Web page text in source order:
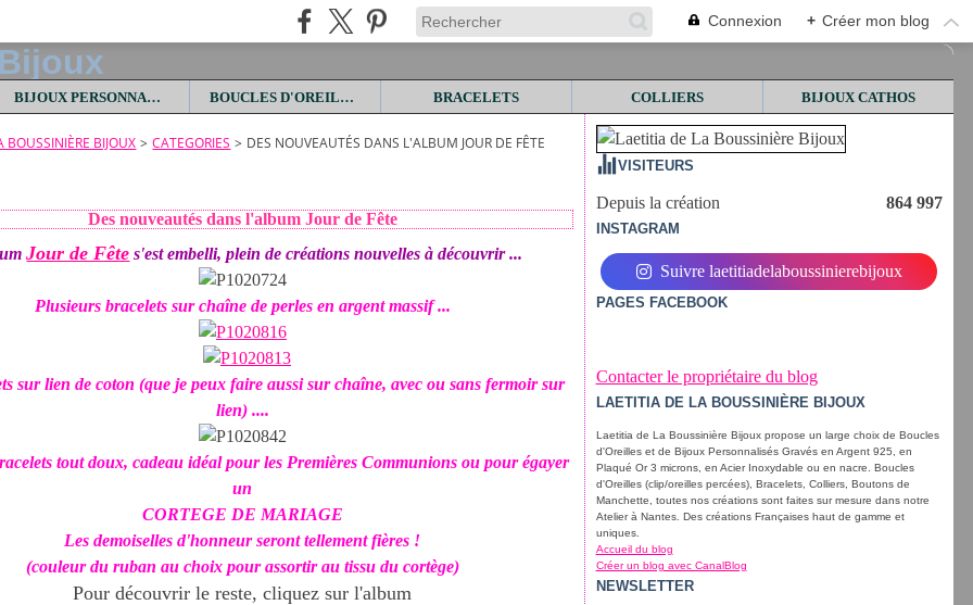
Connexion + Créer mon blog
BIJOUX PERSONNALISES BOUCLES D'OREILLES BRACELETS COLLIERS BIJOUX CATHOS
BOUSSINIÈRE BIJOUX > CATEGORIES > DES NOUVEAUTÉS DANS L'ALBUM JOUR DE FÊTE
Des nouveautés dans l'album Jour de Fête
Jour de Fête s'est embelli, plein de créations nouvelles à découvrir ...
Plusieurs bracelets sur chaîne de perles en argent massif ...
sur lien de coton (que je peux faire aussi sur chaîne, avec ou sans fermoir sur
lien) ....
tout doux, cadeau idéal pour les Premières Communions ou pour égayer
un
CORTEGE DE MARIAGE
Les demoiselles d'honneur seront tellement fières !
(couleur du ruban au choix pour assortir au tissu du cortège)
Pour découvrir le reste, cliquez sur l'album
VISITEURS
Depuis la création 864 997
INSTAGRAM
Suivre laetitiadelaboussinierebijoux
PAGES FACEBOOK
Contacter le propriétaire du blog
LAETITIA DE LA BOUSSINIÈRE BIJOUX
Laetitia de La Boussinière Bijoux propose un large choix de Boucles
d'Oreilles et de Bijoux Personnalisés Gravés en Argent 925, en
Plaqué Or 3 microns, en Acier Inoxydable ou en nacre. Boucles
d'Oreilles (clip/oreilles percées), Bracelets, Colliers, Boutons de
Manchette, toutes nos créations sont faites sur mesure dans notre
Atelier à Nantes. Des créations Françaises haut de gamme et
uniques.
Accueil du blog
Créer un blog avec CanalBlog
NEWSLETTER